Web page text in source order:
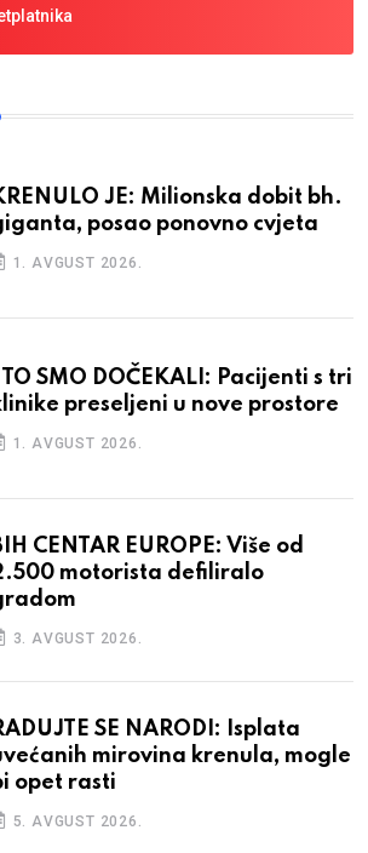
JE: Milionska dobit bh.
posao ponovno cvjeta
1. AVGUST 2026.
I TO SMO DOČEKALI: Pacijenti s tri
preseljeni u nove prostore
1. AVGUST 2026.
CENTAR EUROPE: Više od
motorista defiliralo
3. AVGUST 2026.
SE NARODI: Isplata
mirovina krenula, mogle
opet rasti
5. AVGUST 2026.